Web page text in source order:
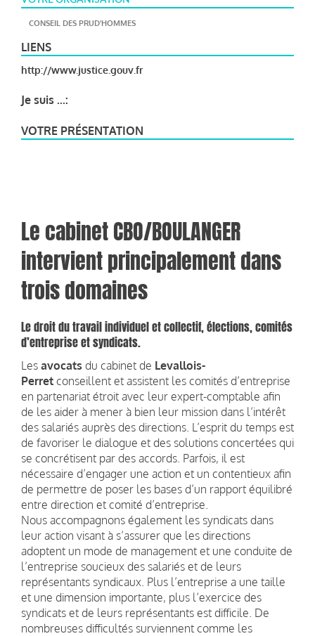
CONSEIL DES PRUD'HOMMES
LIENS
http://www.justice.gouv.fr
Je suis ...:
VOTRE PRÉSENTATION
Le cabinet CBO/BOULANGER
intervient principalement dans
trois domaines
Le droit du travail individuel et collectif, élections, comités
d’entreprise et syndicats.
Les avocats du cabinet de Levallois-
Perret conseillent et assistent les comités d’entreprise
en partenariat étroit avec leur expert-comptable afin
de les aider à mener à bien leur mission dans l’intérêt
des salariés auprès des directions. L’esprit du temps est
de favoriser le dialogue et des solutions concertées qui
se concrétisent par des accords. Parfois, il est
nécessaire d’engager une action et un contentieux afin
de permettre de poser les bases d’un rapport équilibré
entre direction et comité d’entreprise.
Nous accompagnons également les syndicats dans
leur action visant à s’assurer que les directions
adoptent un mode de management et une conduite de
l’entreprise soucieux des salariés et de leurs
représentants syndicaux. Plus l’entreprise a une taille
et une dimension importante, plus l’exercice des
syndicats et de leurs représentants est difficile. De
nombreuses difficultés surviennent comme les